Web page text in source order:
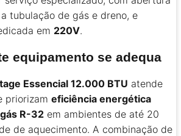
tubulação de gás e dreno, e
em 220V.
equipamento se adequa
Essencial 12.000 BTU atende
priorizam eficiência energética
gás R-32 em ambientes de até 20
de aquecimento. A combinação de